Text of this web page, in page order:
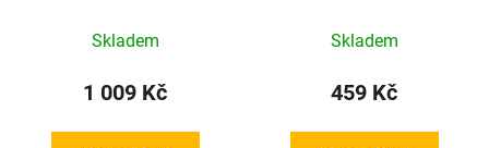
Skladem
1 009 Kč
Skladem
459 Kč